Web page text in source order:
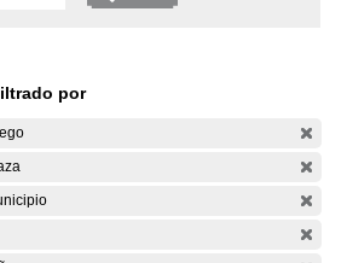
por